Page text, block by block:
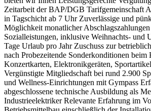
Zeitarbeit der BAP/DGB Tarifgemeinschaft
in Tagschicht ab 7 Uhr Zuverlässige und
Möglichkeit monatlicher
Sozialleistungen, inklusive Weihnachts- und
Tage Urlaub pro Jahr Zuschuss zur
nach Probezeitende Sonderkonditionen beim
Konzertkarten, Elektronikgeräten,
Vergünstigte Mitgliedschaft bei rund 2.900
und Wellness-Einrichtungen mit Gympass
abgeschlossene technische Ausbildung als
Industrieelektriker Relevante Erfahrung im